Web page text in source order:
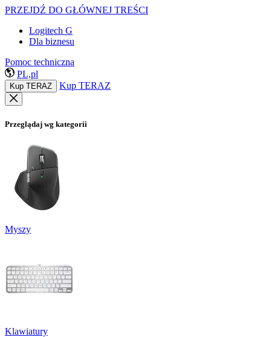
PRZEJDŹ DO GŁÓWNEJ TREŚCI
Logitech G
Dla biznesu
Pomoc techniczna
PL,pl
Kup TERAZ Kup TERAZ
Przeglądaj wg kategorii
Myszy
Klawiatury